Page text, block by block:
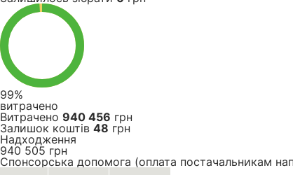
99%
витрачено
Витрачено 940 456 грн
Залишок коштів 48 грн
Надходження
940 505 грн
Спонсорська допомога (оплата постачальникам